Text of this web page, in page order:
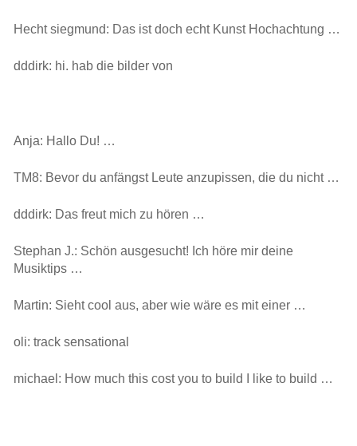
Hecht siegmund: Das ist doch echt Kunst Hochachtung …
dddirk: hi. hab die bilder von
Anja: Hallo Du! …
TM8: Bevor du anfängst Leute anzupissen, die du nicht …
dddirk: Das freut mich zu hören …
Stephan J.: Schön ausgesucht! Ich höre mir deine
Musiktips …
Martin: Sieht cool aus, aber wie wäre es mit einer …
oli: track sensational
michael: How much this cost you to build I like to build …